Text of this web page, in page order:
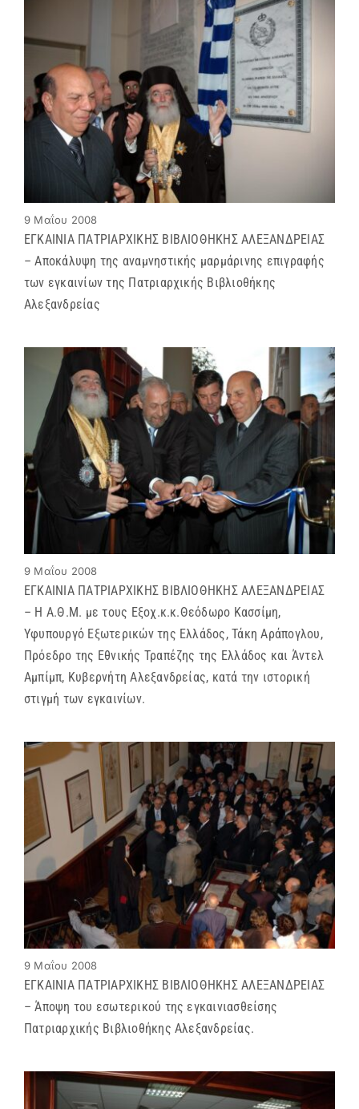
9 Μαΐου 2008
ΕΓΚΑΙΝΙΑ ΠΑΤΡΙΑΡΧΙΚΗΣ ΒΙΒΛΙΟΘΗΚΗΣ ΑΛΕΞΑΝΔΡΕΙΑΣ
– Αποκάλυψη της αναμνηστικής μαρμάρινης επιγραφής
των εγκαινίων της Πατριαρχικής Βιβλιοθήκης
Αλεξανδρείας
9 Μαΐου 2008
ΕΓΚΑΙΝΙΑ ΠΑΤΡΙΑΡΧΙΚΗΣ ΒΙΒΛΙΟΘΗΚΗΣ ΑΛΕΞΑΝΔΡΕΙΑΣ
– Η Α.Θ.Μ. με τους Εξοχ.κ.κ.Θεόδωρο Κασσίμη,
Υφυπουργό Εξωτερικών της Ελλάδος, Τάκη Αράπογλου,
Πρόεδρο της Εθνικής Τραπέζης της Ελλάδος και Άντελ
Αμπίμπ, Κυβερνήτη Αλεξανδρείας, κατά την ιστορική
στιγμή των εγκαινίων.
9 Μαΐου 2008
ΕΓΚΑΙΝΙΑ ΠΑΤΡΙΑΡΧΙΚΗΣ ΒΙΒΛΙΟΘΗΚΗΣ ΑΛΕΞΑΝΔΡΕΙΑΣ
– Άποψη του εσωτερικού της εγκαινιασθείσης
Πατριαρχικής Βιβλιοθήκης Αλεξανδρείας.